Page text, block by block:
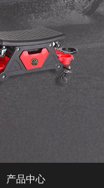
产品中心